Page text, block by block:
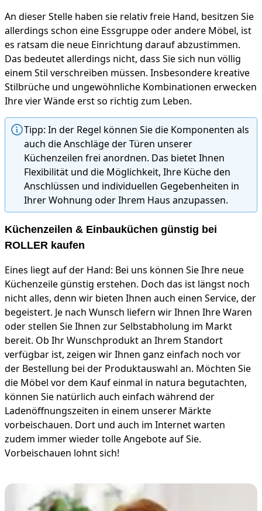
An dieser Stelle haben sie relativ freie Hand, besitzen Sie
allerdings schon eine Essgruppe oder andere Möbel, ist
es ratsam die neue Einrichtung darauf abzustimmen.
Das bedeutet allerdings nicht, dass Sie sich nun völlig
einem Stil verschreiben müssen. Insbesondere kreative
Stilbrüche und ungewöhnliche Kombinationen erwecken
Ihre vier Wände erst so richtig zum Leben.
Tipp: In der Regel können Sie die Komponenten als
auch die Anschläge der Türen unserer
Küchenzeilen frei anordnen. Das bietet Ihnen
Flexibilität und die Möglichkeit, Ihre Küche den
Anschlüssen und individuellen Gegebenheiten in
Ihrer Wohnung oder Ihrem Haus anzupassen.
Küchenzeilen & Einbauküchen günstig bei
ROLLER kaufen
Eines liegt auf der Hand: Bei uns können Sie Ihre neue
Küchenzeile günstig erstehen. Doch das ist längst noch
nicht alles, denn wir bieten Ihnen auch einen Service, der
begeistert. Je nach Wunsch liefern wir Ihnen Ihre Waren
oder stellen Sie Ihnen zur Selbstabholung im Markt
bereit. Ob Ihr Wunschprodukt an Ihrem Standort
verfügbar ist, zeigen wir Ihnen ganz einfach noch vor
der Bestellung bei der Produktauswahl an. Möchten Sie
die Möbel vor dem Kauf einmal in natura begutachten,
können Sie natürlich auch einfach während der
Ladenöffnungszeiten in einem unserer Märkte
vorbeischauen. Dort und auch im Internet warten
zudem immer wieder tolle Angebote auf Sie.
Vorbeischauen lohnt sich!